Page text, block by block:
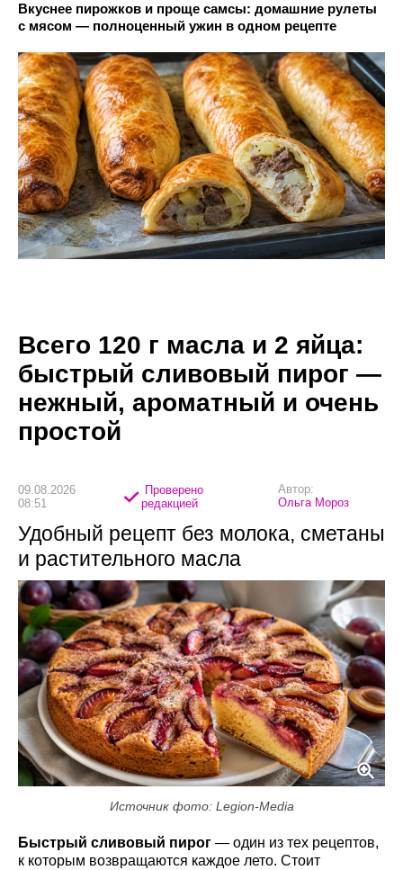
Вкуснее пирожков и проще самсы: домашние рулеты
с мясом — полноценный ужин в одном рецепте
Всего 120 г масла и 2 яйца:
быстрый сливовый пирог —
нежный, ароматный и очень
простой
09.08.2026
08:51
Проверено
редакцией
Автор:
Ольга Мороз
Удобный рецепт без молока, сметаны
и растительного масла
Источник фото: Legion-Media
Быстрый сливовый пирог — один из тех рецептов,
к которым возвращаются каждое лето. Стоит